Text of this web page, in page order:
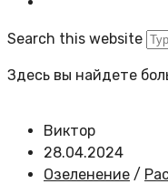
Search this website
Здесь вы найдете
Виктор
28.04.2024
Озеленение /